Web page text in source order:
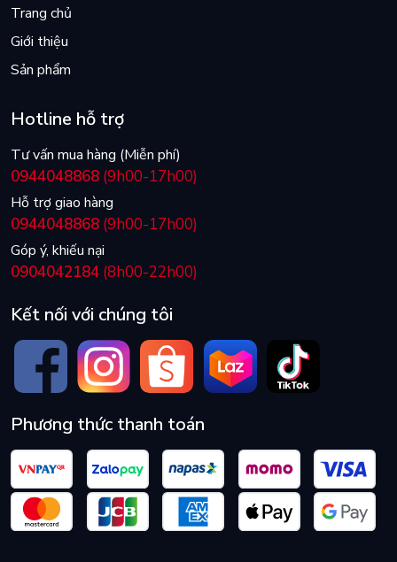
Trang chủ
Giới thiệu
Sản phẩm
Hotline hỗ trợ
Tư vấn mua hàng (Miễn phí)
0944048868 (9h00-17h00)
Hỗ trợ giao hàng
0944048868 (9h00-17h00)
Góp ý, khiếu nại
0904042184 (8h00-22h00)
Kết nối với chúng tôi
Phương thức thanh toán